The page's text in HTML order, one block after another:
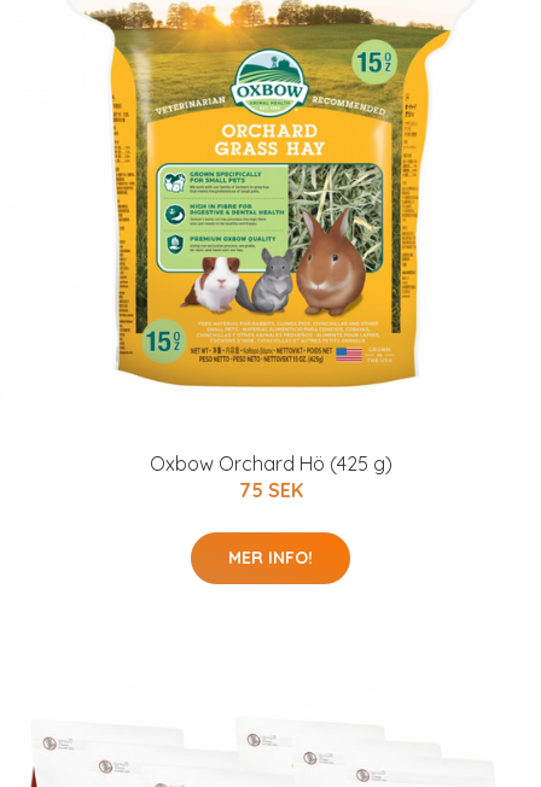
Oxbow Orchard Hö (425 g)
75 SEK
MER INFO!